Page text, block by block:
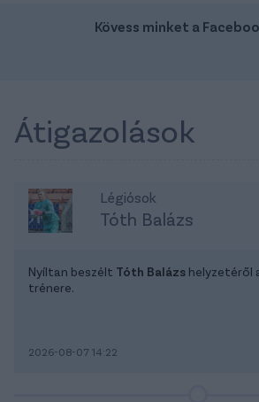
Kövess minket a
Átigazolások
Légiósok
Tóth Balázs
Nyíltan beszélt Tóth Balázs helyzetéről
trénere.
2026-08-07 14:22